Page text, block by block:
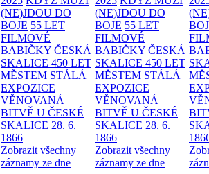
(NE)JDOU DO
BOJE 55 LET
FILMOVÉ
BABIČKY ČESKÁ
SKALICE 450 LET
MĚSTEM STÁLÁ
EXPOZICE
VĚNOVANÁ
BITVĚ U ČESKÉ
SKALICE 28. 6.
1866
Zobrazit všechny
záznamy ze dne
(NE)JDOU DO
BOJE 55 LET
FILMOVÉ
BABIČKY ČESKÁ
SKALICE 450 LET
MĚSTEM STÁLÁ
EXPOZICE
VĚNOVANÁ
BITVĚ U ČESKÉ
SKALICE 28. 6.
1866
Zobrazit všechny
záznamy ze dne